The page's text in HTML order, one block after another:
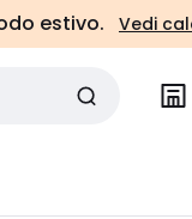
estivo. Vedi